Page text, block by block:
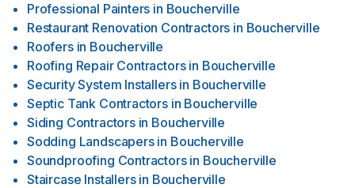
Professional Painters in Boucherville
Restaurant Renovation Contractors in Boucherville
Roofers in Boucherville
Roofing Repair Contractors in Boucherville
Security System Installers in Boucherville
Septic Tank Contractors in Boucherville
Siding Contractors in Boucherville
Sodding Landscapers in Boucherville
Soundproofing Contractors in Boucherville
Staircase Installers in Boucherville